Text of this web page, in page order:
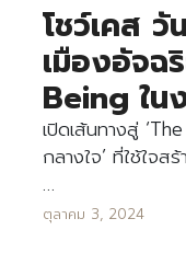
Search
for:
โชว์เคส
เมืองอัจฉ
Being ใน
เปิดเส้นทางสู่
กลางใจ’ ที่ใช้ใจ
…
ตุลาคม 3, 2024